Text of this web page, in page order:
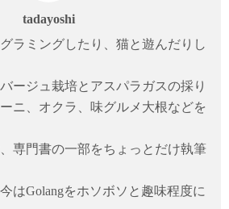
tadayoshi
ラミングしたり、猫と遊んだりし
ージュ栽培とアスパラガスの採り
ニ、オクラ、味グルメ大根などを
専門書の一部をちょっとだけ執筆
はGolangをホソボソと趣味程度に